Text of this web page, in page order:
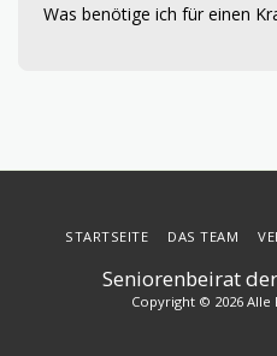
Was benötige ich für einen
Seniorenbeirat
Copyright © 2026
STARTSEITE DAS TEAM